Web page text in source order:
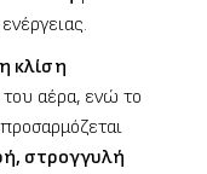
κλίση
αέρα, ενώ το
προσαρμόζεται
στρογγυλή